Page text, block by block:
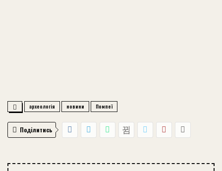
археологія новини Помпеї
Поділитись